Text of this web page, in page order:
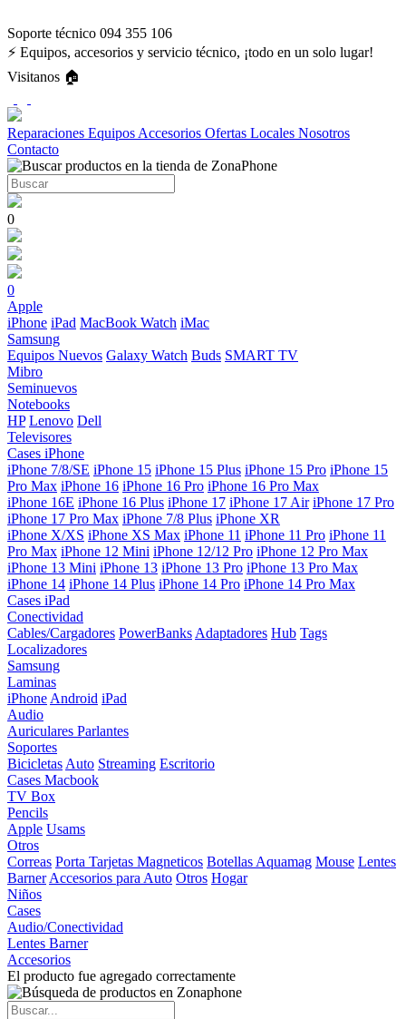
Soporte técnico 094 355 106
⚡ Equipos, accesorios y servicio técnico, ¡todo en un solo lugar!
Visitanos 🏠
Reparaciones Equipos Accesorios Ofertas Locales Nosotros
Contacto
0
0
Apple
iPhone iPad MacBook Watch iMac
Samsung
Equipos Nuevos Galaxy Watch Buds SMART TV
Mibro
Seminuevos
Notebooks
HP Lenovo Dell
Televisores
Cases iPhone
iPhone 7/8/SE iPhone 15 iPhone 15 Plus iPhone 15 Pro iPhone 15
Pro Max iPhone 16 iPhone 16 Pro iPhone 16 Pro Max
iPhone 16E iPhone 16 Plus iPhone 17 iPhone 17 Air iPhone 17 Pro
iPhone 17 Pro Max iPhone 7/8 Plus iPhone XR
iPhone X/XS iPhone XS Max iPhone 11 iPhone 11 Pro iPhone 11
Pro Max iPhone 12 Mini iPhone 12/12 Pro iPhone 12 Pro Max
iPhone 13 Mini iPhone 13 iPhone 13 Pro iPhone 13 Pro Max
iPhone 14 iPhone 14 Plus iPhone 14 Pro iPhone 14 Pro Max
Cases iPad
Conectividad
Cables/Cargadores PowerBanks Adaptadores Hub Tags
Localizadores
Samsung
Laminas
iPhone Android iPad
Audio
Auriculares Parlantes
Soportes
Bicicletas Auto Streaming Escritorio
Cases Macbook
TV Box
Pencils
Apple Usams
Otros
Correas Porta Tarjetas Magneticos Botellas Aquamag Mouse Lentes
Barner Accesorios para Auto Otros Hogar
Niños
Cases
Audio/Conectividad
Lentes Barner
Accesorios
El producto fue agregado correctamente